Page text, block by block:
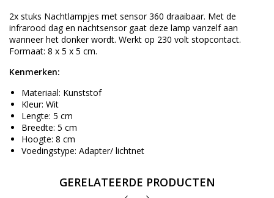
2x stuks Nachtlampjes met sensor 360 draaibaar. Met de
infrarood dag en nachtsensor gaat deze lamp vanzelf aan
wanneer het donker wordt. Werkt op 230 volt stopcontact.
Formaat: 8 x 5 x 5 cm.
Kenmerken:
Materiaal: Kunststof
Kleur: Wit
Lengte: 5 cm
Breedte: 5 cm
Hoogte: 8 cm
Voedingstype: Adapter/ lichtnet
GERELATEERDE PRODUCTEN